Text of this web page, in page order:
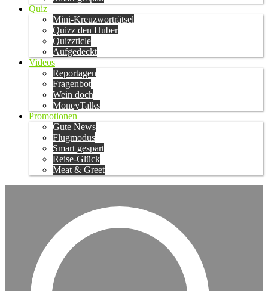
Quiz
Mini-Kreuzworträtsel
Quizz den Huber
Quizzticle
Aufgedeckt
Videos
Reportagen
Fragenbot
Wein doch
MoneyTalks
Promotionen
Gute News
Flugmodus
Smart gespart
Reise-Glück
Meat & Greet